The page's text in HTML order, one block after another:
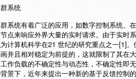
系统
系统有着广泛的应用，如数字控制系统、
点来响应外界大量的实时请求。由于实时
计算机科学在21 世纪的研究重点之一[1]
并且相对稳定为前提的，这就限制了其在
作负载的不确定性与动态性，不确定性即
景下，近年来提出一种新的基于反馈控制